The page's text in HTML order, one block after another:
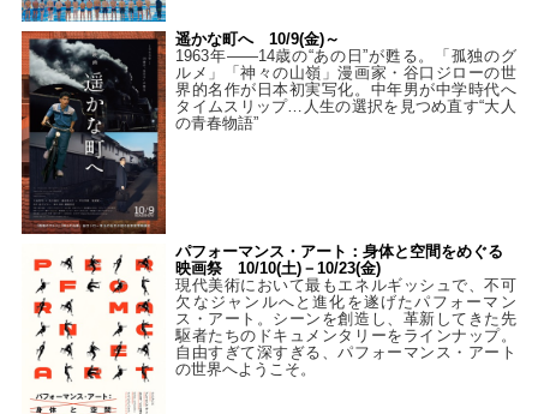
遥かな町へ 10/9(金)～
1963年――14歳の“あの日”が甦る。「孤独のグ
ルメ」「神々の山嶺」漫画家・谷口ジローの世
界的名作が日本初実写化。中年男が中学時代へ
タイムスリップ…人生の選択を見つめ直す“大人
の青春物語”
パフォーマンス・アート：身体と空間をめぐる
映画祭 10/10(土)－10/23(金)
現代美術において最もエネルギッシュで、不可
欠なジャンルへと進化を遂げたパフォーマン
ス・アート。シーンを創造し、革新してきた先
駆者たちのドキュメンタリーをラインナップ。
自由すぎて深すぎる、パフォーマンス・アート
の世界へようこそ。